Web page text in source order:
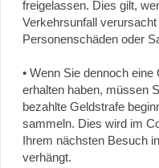
freigelassen. Dies gilt,
Verkehrsunfall
Personenschäden oder
• Wenn Sie dennoch
erhalten haben, müssen
bezahlte Geldstrafe
sammeln. Dies wird im
Ihrem nächsten Besuch
verhängt.